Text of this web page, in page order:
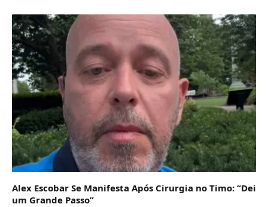
Alex Escobar Se Manifesta Após Cirurgia no Timo: “Dei
um Grande Passo”